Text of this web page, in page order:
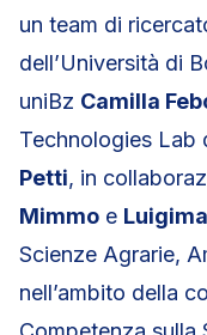
un team di
dell’Università di
uniBz Camilla
Technologies Lab
Petti, in
Mimmo e
Scienze Agrarie,
nell’ambito della